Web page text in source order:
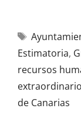
Estimatoria,
recursos
de Canarias